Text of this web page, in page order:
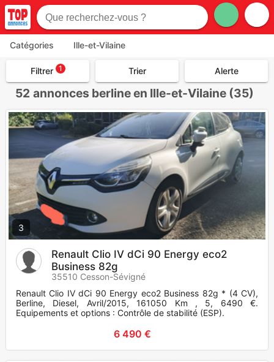
Catégories Ille-et-Vilaine
Filtrer 1 Trier Alerte
52 annonces berline en Ille-et-Vilaine (35)
3
Renault Clio IV dCi 90 Energy eco2
Business 82g
35510 Cesson-Sévigné
Renault Clio IV dCi 90 Energy eco2 Business 82g * (4 CV),
Berline, Diesel, Avril/2015, 161050 Km , 5, 6490 €.
Equipements et options : Contrôle de stabilité (ESP).
6 490 €